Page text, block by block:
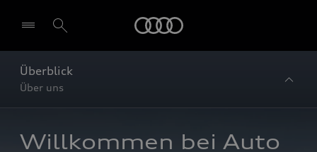
Überblick
Über uns
Willkommen bei Auto